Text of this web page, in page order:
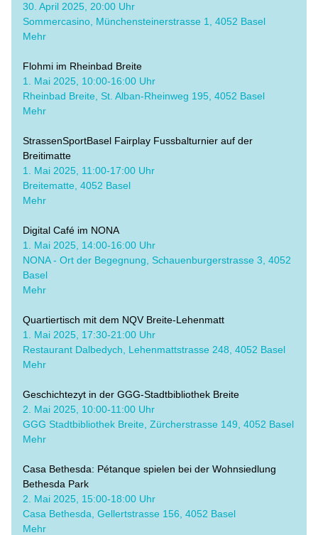
​30. April 2025, 20:00 Uhr
Sommercasino, Münchensteinerstrasse 1, 4052 Basel
Mehr
Flohmi im Rheinbad Breite
​1. Mai 2025, 10:00-16:00 Uhr
Rheinbad Breite, St. Alban-Rheinweg 195, 4052 Basel
Mehr
StrassenSportBasel Fairplay Fussbalturnier auf der
Breitimatte
​1. Mai 2025, 11:00-17:00 Uhr
Breitematte, 4052 Basel
Mehr
Digital Café im NONA
1. Mai 2025, 14:00-16:00 Uhr​
NONA - Ort der Begegnung, Schauenburgerstrasse 3, 4052
Basel
Mehr
Quartiertisch mit dem NQV Breite-Lehenmatt
​1. Mai 2025, 17:30-21:00 Uhr
Restaurant Dalbedych, Lehenmattstrasse 248, 4052 Basel
Mehr
Geschichtezyt in der GGG-Stadtbibliothek Breite
2. Mai 2025, 10:00-11:00 Uhr
GGG Stadtbibliothek Breite, Zürcherstrasse 149, 4052 Basel
Mehr
Casa Bethesda: Pétanque spielen bei der Wohnsiedlung
Bethesda Park
​2. Mai 2025, 15:00-18:00 Uhr
Casa Bethesda, Gellertstrasse 156, 4052 Basel
Mehr